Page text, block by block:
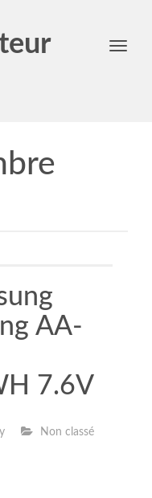
Toggle
AA-
7.6V
Non classé